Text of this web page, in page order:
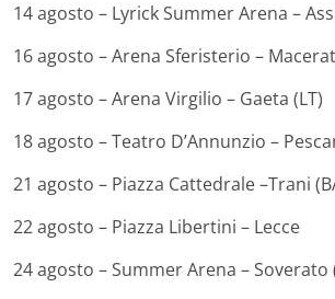
14 agosto – Lyrick Summer Arena –
16 agosto – Arena Sferisterio –
17 agosto – Arena Virgilio – Gaeta (LT)
18 agosto – Teatro D’Annunzio –
21 agosto – Piazza Cattedrale –Trani
22 agosto – Piazza Libertini – Lecce
24 agosto – Summer Arena – Soverato